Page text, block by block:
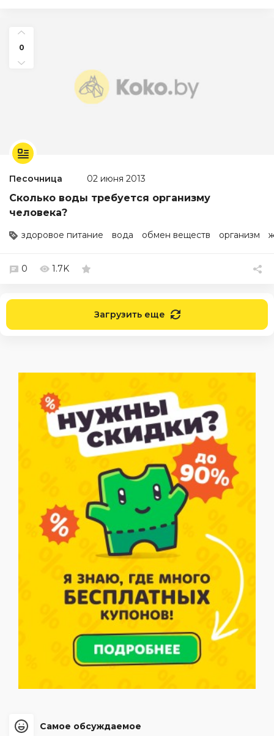
0
Песочница 02 июня 2013
Сколько воды требуется организму
человека?
здоровое питание вода обмен веществ организм
0 1.7K
Загрузить еще
Самое обсуждаемое